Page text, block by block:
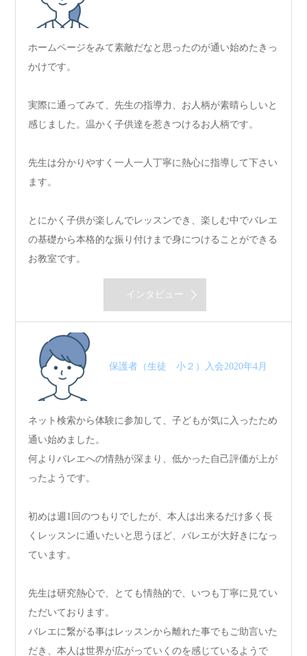
ホームページをみて素敵だなと思ったのが通い始めたきっ
かけです。
実際に通ってみて、先生の指導力、お人柄が素晴らしいと
感じました。温かく子供達を惹きつけるお人柄です。
先生は分かりやすく一人一人丁寧に熱心に指導して下さい
ます。
とにかく子供が楽しんでレッスンでき、楽しむ中でバレエ
の基礎から本格的な振り付けまで身につけることができる
お教室です。
インタビュー
保護者（生徒 小２）入会2020年4月
ネット検索から体験に参加して、子どもが気に入ったため
通い始めました。
何よりバレエへの情熱が深まり、低かった自己評価が上が
ったようです。
初めは週1回のつもりでしたが、本人は出来るだけ多く長
くレッスンに通いたいと思うほど、バレエが大好きになっ
ています。
先生は研究熱心で、とても情熱的で、いつも丁寧に見てい
ただいております。
バレエに繋がる事はレッスンから離れた事でもご助言いた
だき、本人は世界が広がっていくのを感じているようで